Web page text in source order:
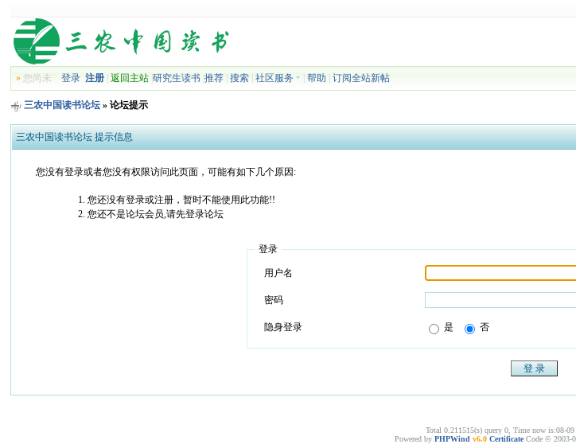
» 您尚未登录 注册 |返回主站 |研究生读书 |推荐 |搜索 |社区服务 |帮助 |订阅全站新帖
三农中国读书论坛 » 论坛提示
三农中国读书论坛 提示信息
您没有登录或者您没有权限访问此页面，可能有如下几个原因:
您还没有登录或注册，暂时不能使用此功能!!
您还不是论坛会员,请先登录论坛
登录
用户名
密码
隐身登录 是 否
Total 0.211515(s) query 0, Time now is:08-
Powered by PHPWind v6.0 Certificate Code © 2003-